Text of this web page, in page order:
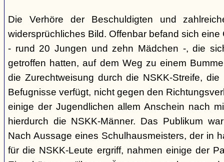
Die Verhöre der Beschuldigten und
widersprüchliches Bild. Offenbar befand sich
- rund 20 Jungen und zehn Mädchen -, die
getroffen hatten, auf dem Weg zu einem
die Zurechtweisung durch die NSKK-Streife,
Befugnisse verfügt, nicht gegen den
einige der Jugendlichen allem Anschein nach
hierdurch die NSKK-Männer. Das Publikum
Nach Aussage eines Schulhausmeisters, der in
für die NSKK-Leute ergriff, nahmen einige der